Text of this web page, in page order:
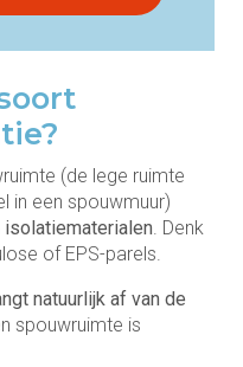
(de lege ruimte
in een spouwmuur)
. Denk
of EPS-parels.
natuurlijk af van de
spouwruimte is